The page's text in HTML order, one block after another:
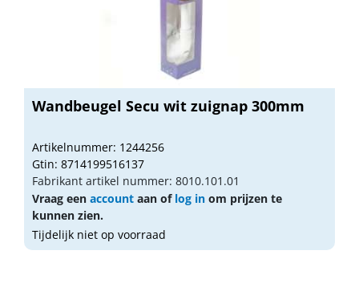
Wandbeugel Secu wit zuignap 300mm
Artikelnummer: 1244256
Gtin: 8714199516137
Fabrikant artikel nummer: 8010.101.01
Vraag een account aan of log in om prijzen te
kunnen zien.
Tijdelijk niet op voorraad